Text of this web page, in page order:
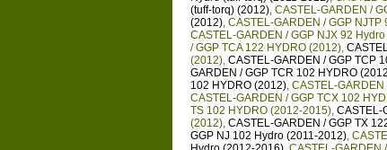
(tuff-torq) (2012), CASTEL-GARDEN /
(2012), CASTEL-GARDEN / GGP
CASTEL-GARDEN / GGP NJX 92
/ GGP TCA 122 HYDRO (2012),
(2012), CASTEL-GARDEN / GGP TCP
GARDEN / GGP TCR 102 HYDRO
102 HYDRO (2012), CASTEL-
CASTEL-GARDEN / GGP TCX 102
TS 102 HYDRO (2012-2015), CASTEL-
(2012), CASTEL-GARDEN / GGP TX
GGP NJ 102 Hydro (2011-2012),